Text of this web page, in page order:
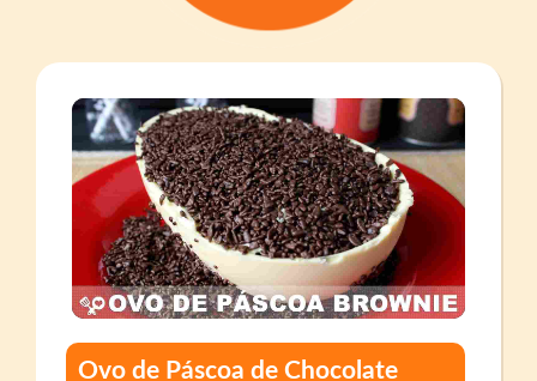
Ovo de Páscoa de Chocolate